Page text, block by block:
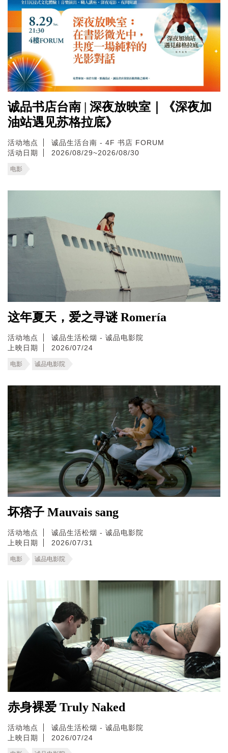
诚品书店台南 | 深夜放映室｜《深夜加
油站遇见苏格拉底》
活动地点
诚品生活台南 - 4F 书店 FORUM
活动日期
2026/08/29~2026/08/30
电影
这年夏天，爱之寻谜 Romería
活动地点
诚品生活松烟 - 诚品电影院
上映日期
2026/07/24
电影 诚品电影院
坏痞子 Mauvais sang
活动地点
诚品生活松烟 - 诚品电影院
上映日期
2026/07/31
电影 诚品电影院
赤身裸爱 Truly Naked
活动地点
诚品生活松烟 - 诚品电影院
上映日期
2026/07/24